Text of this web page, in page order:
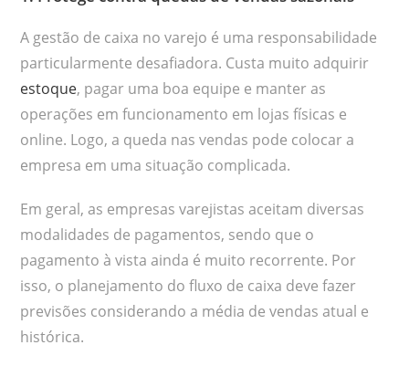
A gestão de caixa no varejo é uma responsabilidade
particularmente desafiadora. Custa muito adquirir
estoque, pagar uma boa equipe e manter as
operações em funcionamento em lojas físicas e
online. Logo, a queda nas vendas pode colocar a
empresa em uma situação complicada.
Em geral, as empresas varejistas aceitam diversas
modalidades de pagamentos, sendo que o
pagamento à vista ainda é muito recorrente. Por
isso, o planejamento do fluxo de caixa deve fazer
previsões considerando a média de vendas atual e
histórica.